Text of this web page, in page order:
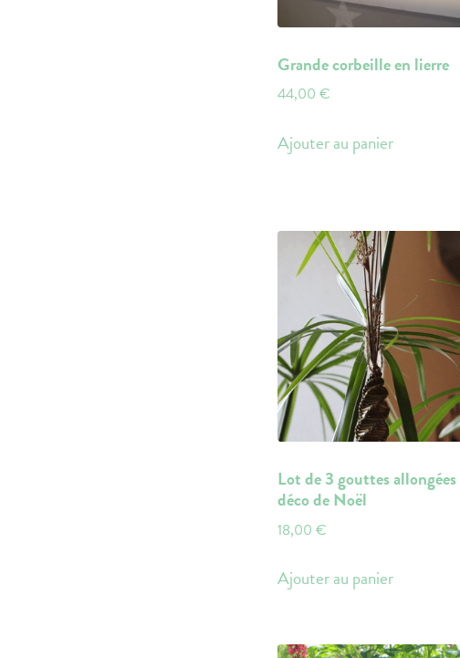
Grande corbeille en lierre
44,00 €
Ajouter au panier
Lot de 3 gouttes allongées
déco de Noël
18,00 €
Ajouter au panier